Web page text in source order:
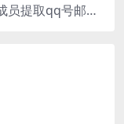
不加群提取QQ群成员软件QQ群成员提取qq号邮箱软件